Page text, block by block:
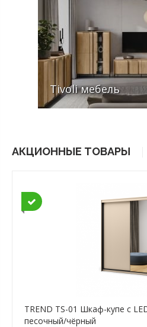
Tivoli мебель
АКЦИОННЫЕ ТОВАРЫ
TREND TS-01 Шкаф-купе c
песочный/чёрный